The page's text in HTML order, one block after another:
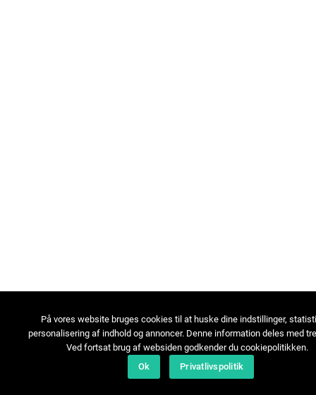
På vores website bruges cookies til at huske dine indstillinger,
personalisering af indhold og annoncer. Denne information deles med
Ved fortsat brug af websiden godkender du cookiepolitikken.
Ok
Privatlivspolitik